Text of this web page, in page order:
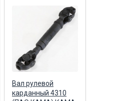
Вал рулевой
карданный 4310